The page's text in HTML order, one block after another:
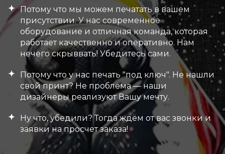
Потому что мы можем печатать в вашем
присутствии. У нас современное
оборудование и отличная команда, которая
работает качественно и оперативно. Нам
нечего скрыввать! Убедитесь сами.
Потому что у нас печать "под ключ". Не нашли
свой принт? Не проблема — наши
дизайнеры реализуют Вашу мечту.
Ну что, убедили? Тогда ждём от вас звонки и
заявки на просчет заказа!